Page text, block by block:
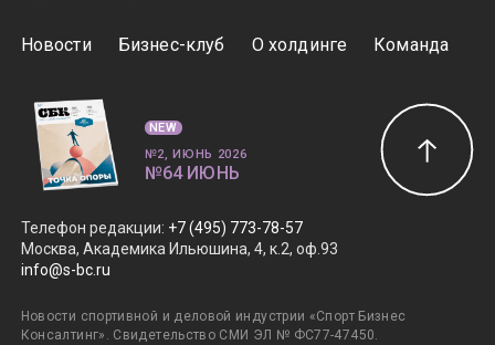
Новости Бизнес-клуб О холдинге Команда
Телефон редакции: +7 (495) 773-78-57
Москва, Академика Ильюшина, 4, к.2, оф.93
info@s-bc.ru
Новости спортивной и деловой индустрии «Спорт Бизнес
Консалтинг». Свидетельство СМИ ЭЛ № ФС77-47450.
NEW
№2, ИЮНЬ 2026
№64 ИЮНЬ